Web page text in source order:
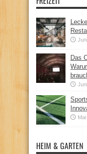
Das
HEIM & GARTEN